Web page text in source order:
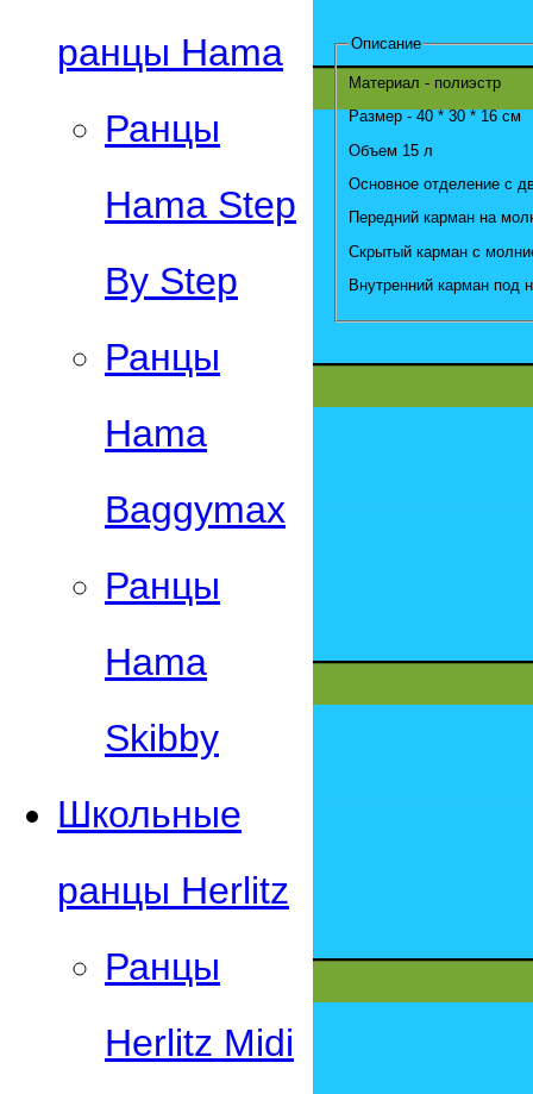
ранцы Hama
Ранцы
Hama Step
By Step
Ранцы
Hama
Baggymax
Ранцы
Hama
Skibby
Школьные
ранцы Herlitz
Ранцы
Herlitz Midi
Описание
Материал - полиэстр
Размер - 40 * 30 * 16 см
Объем 15 л
Основное отделение с
Передний карман на
Скрытый карман с
Внутренний карман под